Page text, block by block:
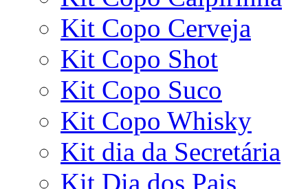
Kit Copo Cerveja
Kit Copo Shot
Kit Copo Suco
Kit Copo Whisky
Kit dia da Secretária
Kit Dia dos Pais